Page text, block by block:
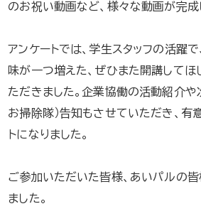
のお祝い動画など、様々な動画が完成
アンケートでは、学生スタッフの活躍
味が一つ増えた、ぜひまた開講してほ
ただきました。企業協働の活動紹介や
お掃除隊）告知もさせていただき、有
トになりました。
ご参加いただいた皆様、あいパルの皆
ました。